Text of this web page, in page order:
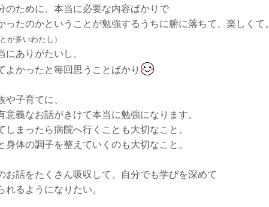
のために、本当に必要な内容ばかりで
ったのかということが勉強するうちに腑に落ちて、楽しくて。
が多いわたし）
ありがたいし、
よかったと毎回思うことばかり
子育てに、
意義なお話がきけて本当に勉強になります。
しまったら病院へ行くことも大切なこと。
身体の調子を整えていくのも大切なこと。
お話をたくさん吸収して、自分でも学びを深めて
れるようになりたい。